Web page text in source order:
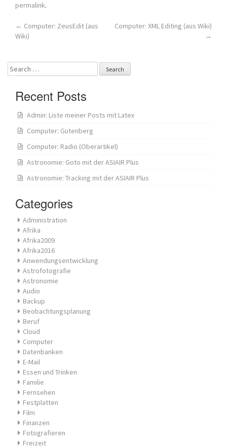
permalink.
Post
← Computer: ZeusEdit (aus
Wiki)
Computer: XML Editing (aus Wiki)
→
Search
for:
Recent Posts
Admin: Liste meiner Posts mit Latex
Computer: Gutenberg
Computer: Radio (Oberartikel)
Astronomie: Goto mit der ASIAIR Plus
Astronomie: Tracking mit der ASIAIR Plus
Categories
Administration
Afrika
Afrika2009
Afrika2016
Anwendungsentwicklung
Astrofotografie
Astronomie
Audio
Backup
Beobachtungsplanung
Beruf
Cloud
Computer
Datenbanken
E-Mail
Essen und Trinken
Familie
Fernsehen
Festplatten
Film
Finanzen
Fotografieren
Freizeit